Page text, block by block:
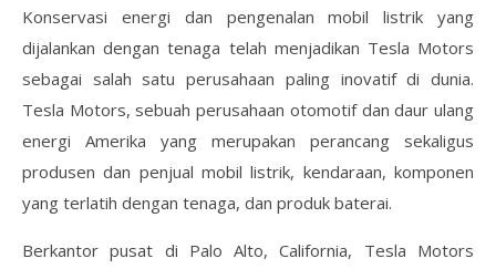
Konservasi energi dan pengenalan mobil listrik yang
dijalankan dengan tenaga telah menjadikan Tesla Motors
sebagai salah satu perusahaan paling inovatif di dunia.
Tesla Motors, sebuah perusahaan otomotif dan daur ulang
energi Amerika yang merupakan perancang sekaligus
produsen dan penjual mobil listrik, kendaraan, komponen
yang terlatih dengan tenaga, dan produk baterai.
Berkantor pusat di Palo Alto, California, Tesla Motors